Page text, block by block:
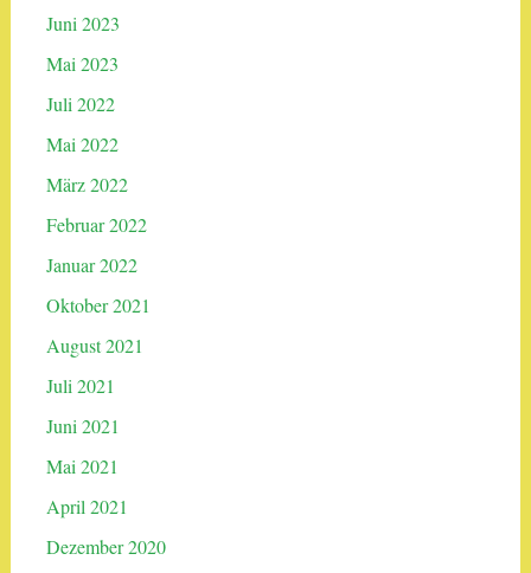
Juni 2023
Mai 2023
Juli 2022
Mai 2022
März 2022
Februar 2022
Januar 2022
Oktober 2021
August 2021
Juli 2021
Juni 2021
Mai 2021
April 2021
Dezember 2020